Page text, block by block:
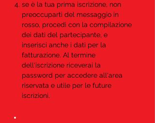
se è la tua prima iscrizione, non
preoccuparti del messaggio in
rosso, procedi con la compilazione
dei dati del partecipante, e
inserisci anche i dati per la
fatturazione. Al termine
dell'iscrizione riceverai la
password per accedere all'area
riservata e utile per le future
iscrizioni.